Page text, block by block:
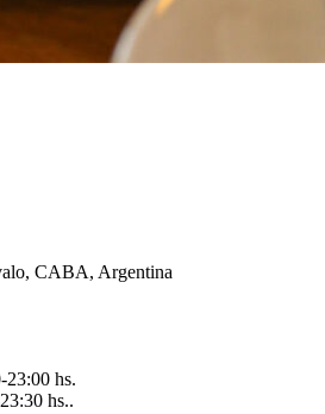
CABA, Argentina
23:00 hs.
hs..